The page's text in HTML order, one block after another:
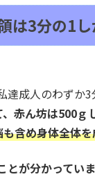
は3分の1
成人のわずか3
赤ん坊は500ｇ
含め身体全体
とが分かっていま